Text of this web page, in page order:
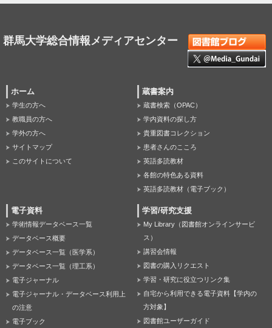
群馬大学総合情報メディアセンター
ホーム
学生の方へ
教職員の方へ
学外の方へ
サイトマップ
このサイトについて
蔵書案内
蔵書検索（OPAC）
学内資料の探し方
貴重図書コレクション
患者さんのこころ
英語多読教材
各館の特色ある資料
英語多読教材（電子ブック）
電子資料
学術情報データベース一覧
データベース概要
データベース一覧（医学系）
データベース一覧（理工系）
電子ジャーナル
電子ジャーナル・データベース利用上
の注意
電子ブック
学習/研究支援
My Library（図書館オンラインサービ
ス）
講習会情報
図書の購入リクエスト
学習・研究に役立つリンク集
自宅から利用できる電子資料【学内の
方対象】
図書館ユーザーガイド